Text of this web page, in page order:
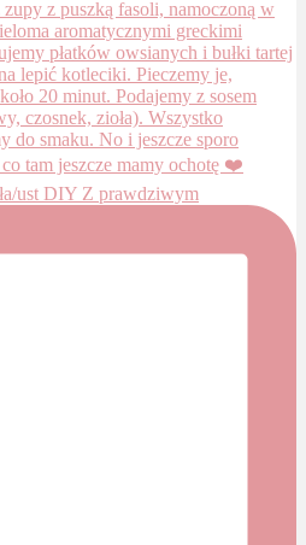
ust DIY Z prawdziwym